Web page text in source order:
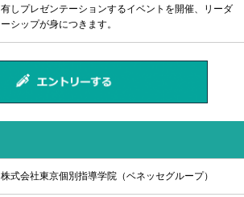
有しプレゼンテーションするイベントを開催、リーダ
ーシップが身につきます。
株式会社東京個別指導学院（ベネッセグループ）